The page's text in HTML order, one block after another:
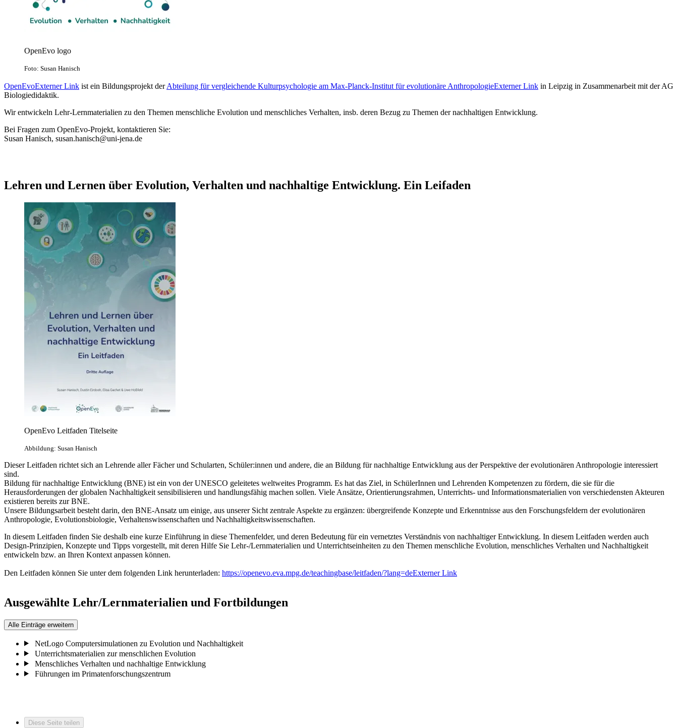
OpenEvo logo
Foto: Susan Hanisch
OpenEvoExterner Link ist ein Bildungsprojekt derAbteilung für vergleichende Kulturpsychologie am Max-Planck-Institut für evolutionäre AnthropologieExterner Link in Leipzig in Zusammenarbeit mit der AG
Biologiedidaktik.
Wir entwickeln Lehr-Lernmaterialien zu den Themen menschliche Evolution und menschliches Verhalten, insb. deren Bezug zu Themen der nachhaltigen Entwicklung.
Bei Fragen zum OpenEvo-Projekt, kontaktieren Sie:
Susan Hanisch, susan.hanisch@uni-jena.de
Lehren und Lernen über Evolution, Verhalten und nachhaltige Entwicklung. Ein Leifaden
OpenEvo Leitfaden Titelseite
Abbildung: Susan Hanisch
Dieser Leitfaden richtet sich an Lehrende aller Fächer und Schularten, Schüler:innen und andere, die an Bildung für nachhaltige Entwicklung aus der Perspektive der evolutionären Anthropologie interessiert
sind.
Bildung für nachhaltige Entwicklung (BNE) ist ein von der UNESCO geleitetes weltweites Programm. Es hat das Ziel, in SchülerInnen und Lehrenden Kompetenzen zu fördern, die sie für die
Herausforderungen der globalen Nachhaltigkeit sensibilisieren und handlungsfähig machen sollen. Viele Ansätze, Orientierungsrahmen, Unterrichts- und Informationsmaterialien von verschiedensten Akteuren
existieren bereits zur BNE.
Unsere Bildungsarbeit besteht darin, den BNE-Ansatz um einige, aus unserer Sicht zentrale Aspekte zu ergänzen: übergreifende Konzepte und Erkenntnisse aus den Forschungsfeldern der evolutionären
Anthropologie, Evolutionsbiologie, Verhaltenswissenschaften und Nachhaltigkeitswissenschaften.
In diesem Leitfaden finden Sie deshalb eine kurze Einführung in diese Themenfelder, und deren Bedeutung für ein vernetztes Verständnis von nachhaltiger Entwicklung. In diesem Leitfaden werden auch
Design-Prinzipien, Konzepte und Tipps vorgestellt, mit deren Hilfe Sie Lehr-/Lernmaterialien und Unterrichtseinheiten zu den Themen menschliche Evolution, menschliches Verhalten und Nachhaltigkeit
entwickeln bzw. an Ihren Kontext anpassen können.
Den Leitfaden können Sie unter dem folgenden Link herunterladen: https://openevo.eva.mpg.de/teachingbase/leitfaden/?lang=deExterner Link
Ausgewählte Lehr/Lernmaterialien und Fortbildungen
Alle Einträge erweitern
NetLogo Computersimulationen zu Evolution und Nachhaltigkeit
Unterrichtsmaterialien zur menschlichen Evolution
Menschliches Verhalten und nachhaltige Entwicklung
Führungen im Primatenforschungszentrum
Diese Seite teilen